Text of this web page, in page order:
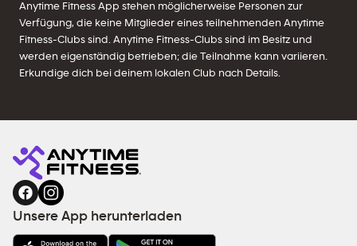
Anytime Fitness App stehen möglicherweise Personen zur
Verfügung, die keine Mitglieder eines teilnehmenden Anytime
Fitness-Clubs sind. Anytime Fitness-Clubs sind im Besitz und
werden eigenständig betrieben; die Teilnahme kann variieren.
Erkundige dich bei deinem lokalen Club nach Details.
Unsere App herunterladen